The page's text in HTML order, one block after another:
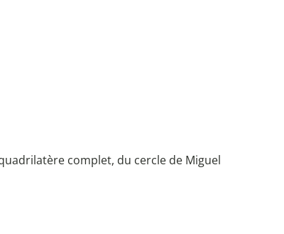
complet, du cercle de Miguel